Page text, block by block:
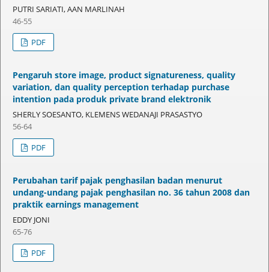
PUTRI SARIATI, AAN MARLINAH
46-55
PDF
Pengaruh store image, product signatureness, quality
variation, dan quality perception terhadap purchase
intention pada produk private brand elektronik
SHERLY SOESANTO, KLEMENS WEDANAJI PRASASTYO
56-64
PDF
Perubahan tarif pajak penghasilan badan menurut
undang-undang pajak penghasilan no. 36 tahun 2008 dan
praktik earnings management
EDDY JONI
65-76
PDF